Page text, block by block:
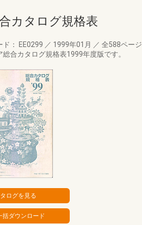
カタログ規格表
ド： EE0299 ／ 1999年01月 ／ 全588ページ
総合カタログ規格表1999年度版です。